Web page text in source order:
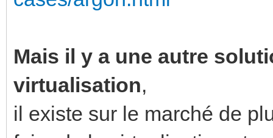
Mais il y a une autre
virtualisation,
il existe sur le marché de